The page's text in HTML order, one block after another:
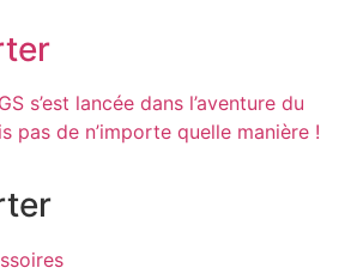
s’est lancée dans l’aventure du
pas de n’importe quelle manière !